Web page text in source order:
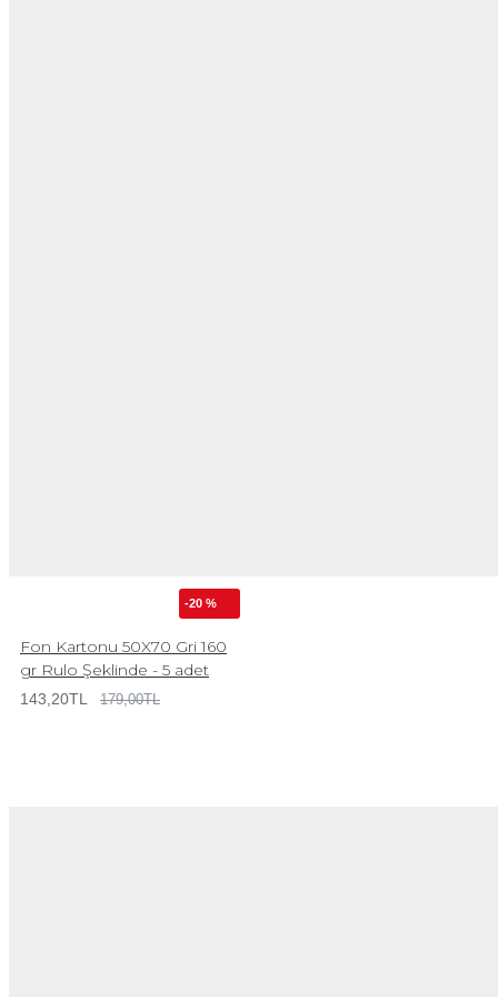
-20 %
Fon Kartonu 50X70 Gri 160
gr Rulo Şeklinde - 5 adet
143,20TL 179,00TL